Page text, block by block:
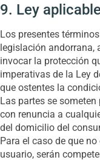
9. Ley
Los presentes
legislación andorrana,
invocar la protección
imperativas de la Ley
que ostentes la
Las partes se
con renuncia a
del domicilio del
Para el caso de que
usuario, serán